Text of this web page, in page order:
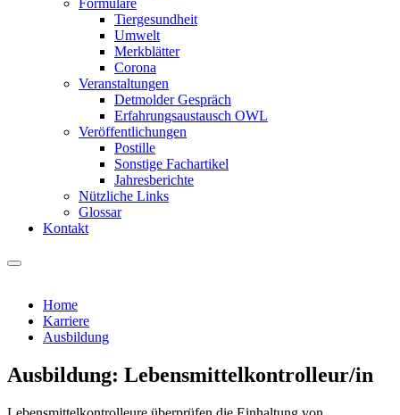
Formulare
Tiergesundheit
Umwelt
Merkblätter
Corona
Veranstaltungen
Detmolder Gespräch
Erfahrungsaustausch OWL
Veröffentlichungen
Postille
Sonstige Fachartikel
Jahresberichte
Nützliche Links
Glossar
Kontakt
Home
Karriere
Ausbildung
Ausbildung: Lebensmittelkontrolleur/in